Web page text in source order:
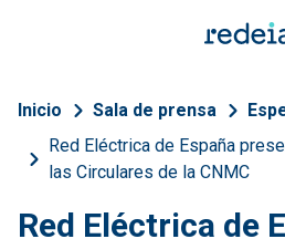
Sobrescribir
Inicio Sala de prensa
Red Eléctrica de España
las Circulares de la CNMC
Red Eléctrica de